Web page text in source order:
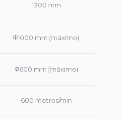
1300 mm
Φ1000 mm (máximo)
Φ600 mm (máximo)
600 metros/min